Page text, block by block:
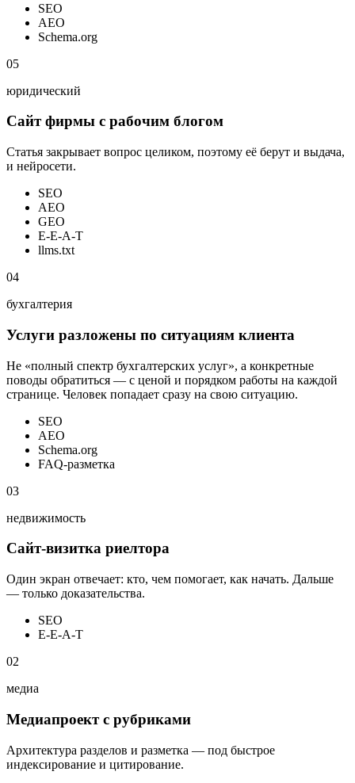
SEO
AEO
Schema.org
05
юридический
Сайт фирмы с рабочим блогом
Статья закрывает вопрос целиком, поэтому её берут и выдача,
и нейросети.
SEO
AEO
GEO
E-E-A-T
llms.txt
04
бухгалтерия
Услуги разложены по ситуациям клиента
Не «полный спектр бухгалтерских услуг», а конкретные
поводы обратиться — с ценой и порядком работы на каждой
странице. Человек попадает сразу на свою ситуацию.
SEO
AEO
Schema.org
FAQ-разметка
03
недвижимость
Сайт-визитка риелтора
Один экран отвечает: кто, чем помогает, как начать. Дальше
— только доказательства.
SEO
E-E-A-T
02
медиа
Медиапроект с рубриками
Архитектура разделов и разметка — под быстрое
индексирование и цитирование.